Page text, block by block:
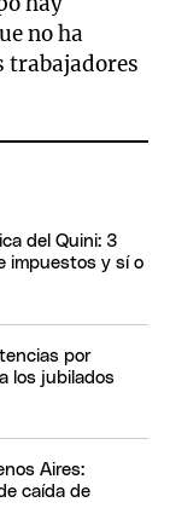
no ha
trabajadores
del Quini: 3
impuestos y sí o
por
los jubilados
Aires:
caída de